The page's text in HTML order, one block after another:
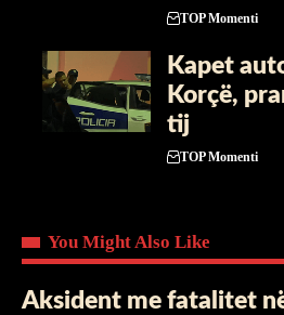
TOP Momenti
Kapet
Korçë,
tij
TOP Momenti
You Might Also Like
Aksident me fatalitet